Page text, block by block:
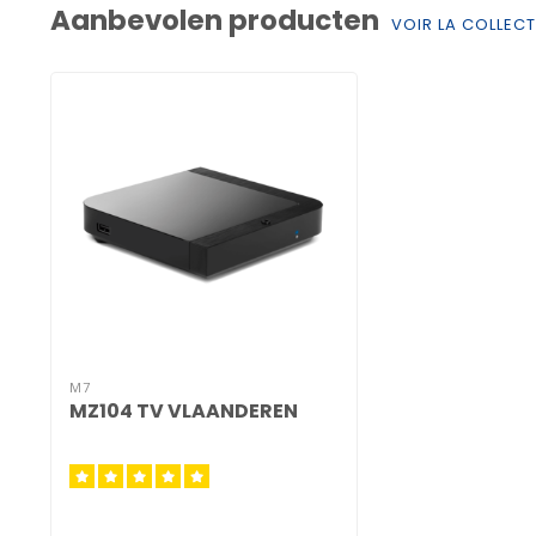
Aanbevolen producten VOIR LA
M7
MZ104 TV VLAANDEREN